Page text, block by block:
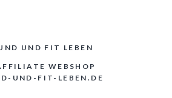
UND FIT LEBEN
WEBSHOP
UND-FIT-LEBEN.DE